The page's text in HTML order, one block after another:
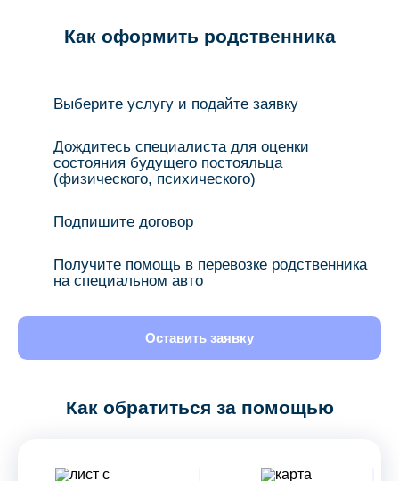
Как оформить родственника
Выберите услугу и подайте заявку
Дождитесь специалиста для оценки
состояния будущего постояльца
(физического, психического)
Подпишите договор
Получите помощь в перевозке родственника
на специальном авто
Оставить заявку
Как обратиться за помощью